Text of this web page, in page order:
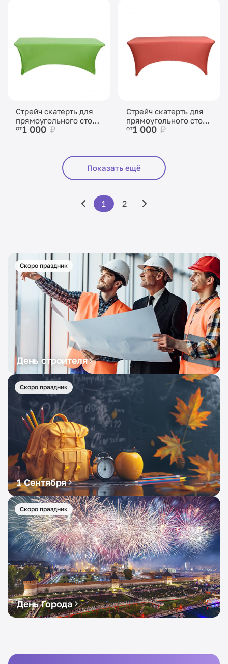
Стрейч скатерть для
прямоугольного стола
зеленая
от1 000 ₽
Стрейч скатерть для
прямоугольного стола
бордовая
от1 000 ₽
Показать ещё
1 2
Скоро праздник
День строителя
Скоро праздник
1 Сентября
Скоро праздник
День Города